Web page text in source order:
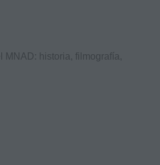
MNAD: historia, filmografía,